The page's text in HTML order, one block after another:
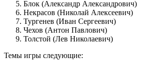
Блок (Александр Александрович)
Некрасов (Николай Алексеевич)
Тургенев (Иван Сергеевич)
Чехов (Антон Павлович)
Толстой (Лев Николаевич)
Темы игры следующие: